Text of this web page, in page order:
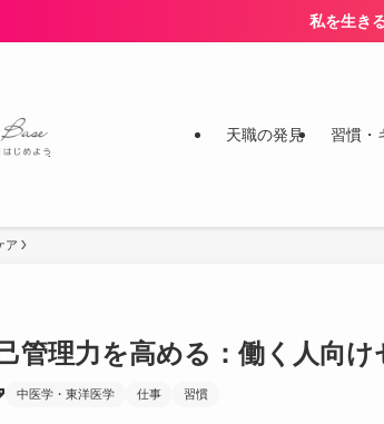
私を生き
天職の発見 習慣・
ア
管理力を高める：働く人向け
中医学・東洋医学 仕事 習慣